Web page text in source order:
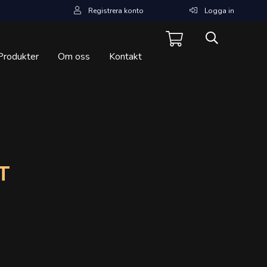
Registrera konto Logga in
Om oss Kontakt